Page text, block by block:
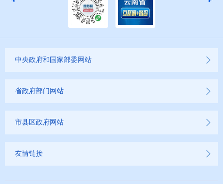
中央政府和国家部委网站
省政府部门网站
市县区政府网站
友情链接